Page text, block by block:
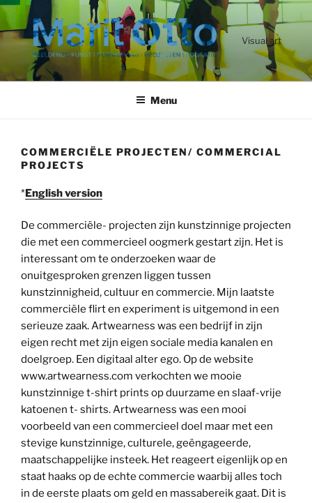
Ga
naar
de
Visual art
Menu
COMMERCIËLE PROJECTEN/ COMMERCIAL
PROJECTS
*English version
De commerciële- projecten zijn kunstzinnige projecten
die met een commercieel oogmerk gestart zijn. Het is
interessant om te onderzoeken waar de
onuitgesproken grenzen liggen tussen
kunstzinnigheid, cultuur en commercie. Mijn laatste
commerciële flirt en experiment is uitgemond in een
serieuze zaak. Artwearness was een bedrijf in zijn
eigen recht met zijn eigen sociale media kanalen en
doelgroep. Een digitaal alter ego. Op de website
www.artwearness.com verkochten we mooie
kunstzinnige t-shirt prints op duurzame en slaaf-vrije
katoenen t- shirts. Artwearness was een mooi
voorbeeld van een commercieel doel maar met een
stevige kunstzinnige, culturele, geëngageerde,
maatschappelijke insteek. Het reageert eigenlijk op en
staat haaks op de echte commercie waarbij alles toch
in de eerste plaats om geld en massabereik gaat. Dit is